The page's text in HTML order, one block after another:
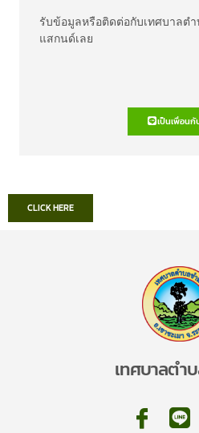
รับข้อมูลหรือติดต่อกับเทศบาลต
แสกนด์เลย
เป็นเพื่อนกั
CLICK HERE
เทศบาลตำ